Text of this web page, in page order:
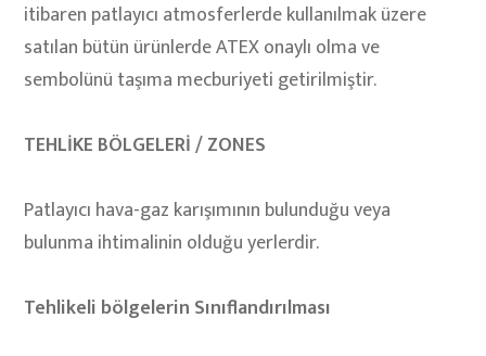
itibaren patlayıcı atmosferlerde kullanılmak üzere
satılan bütün ürünlerde ATEX onaylı olma ve
sembolünü taşıma mecburiyeti getirilmiştir.
TEHLİKE BÖLGELERİ / ZONES
Patlayıcı hava-gaz karışımının bulunduğu veya
bulunma ihtimalinin olduğu yerlerdir.
Tehlikeli bölgelerin Sınıflandırılması